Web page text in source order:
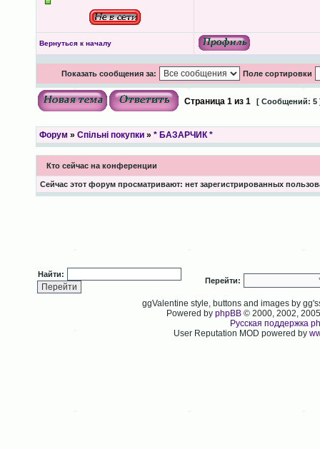
Вернуться к началу
Показать сообщения за: Поле сортировки
Страница 1из 1 [ Сообщений: 5
Форум » Спільні покупки» * БАЗАРЧИК *
Кто сейчас на конференции
Сейчас этот форум просматривают: нет зарегистрированных
Найти:
Перейти:
ggValentine style, buttons and images by
Powered byphpBB © 2000, 2002,
Русская поддержка
User Reputation MOD powered by